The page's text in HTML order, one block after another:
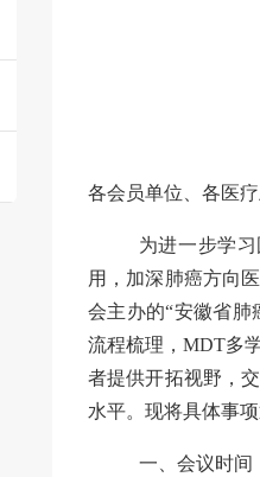
各会员单位、各医
为进一步学
用，加深肺癌方向
会主办的“安徽省肺
流程梳理，MDT多
者提供开拓视野，
水平。现将具体事
一、会议时间